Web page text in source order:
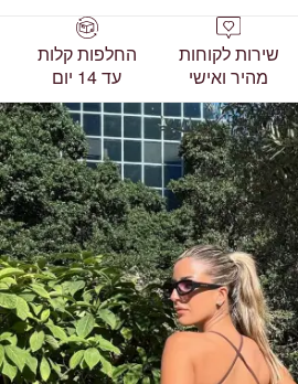
שירות לקוחות
מהיר ואישי
החלפות קלות
עד 14 יום